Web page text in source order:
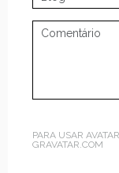
PARA USAR
GRAVATAR.COM